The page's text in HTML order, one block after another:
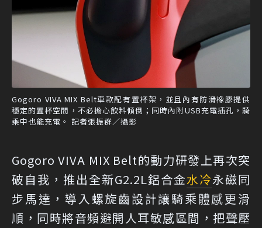
Gogoro VIVA MIX Belt車款配有置杯架，並且內有防滑橡膠提供
穩定的置杯空間，不必擔心飲料傾倒；同時內附USB充電插孔，騎
乘中也能充電。 記者張振群／攝影
Gogoro VIVA MIX Belt的動力研發上再次突
破自我，推出全新G2.2L鋁合金水冷永磁同
步馬達，導入螺旋齒設計讓騎乘體感更滑
順，同時將音頻避開人耳敏感區間，把聲壓